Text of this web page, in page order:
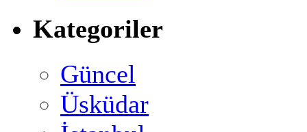
Kategoriler
Güncel
Üsküdar